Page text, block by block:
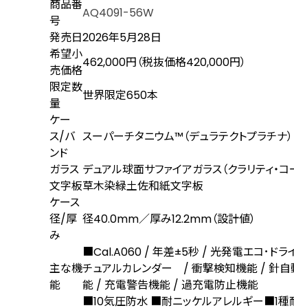
商品番
号
AQ4091-56W
発売日2026年5月28日
希望小
売価格
462,000円（税抜価格420,000円）
限定数
量
世界限定650本
ケー
ス/バ
ンド
スーパーチタニウム™（デュラテクトプラチナ）
ガラス デュアル球面サファイアガラス（クラリティ・コ
文字板草木染緑土佐和紙文字板
ケース
径/厚
み
径40.0mm／厚み12.2mm（設計値）
主な機
能
■Cal.A060 / 年差±5秒 / 光発電エコ･ドラ
チュアルカレンダー / 衝撃検知機能 / 針
能 / 充電警告機能 / 過充電防止機能
■10気圧防水 ■耐ニッケルアレルギー■1種